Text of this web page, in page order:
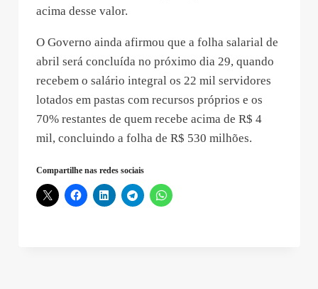
acima desse valor.
O Governo ainda afirmou que a folha salarial de
abril será concluída no próximo dia 29, quando
recebem o salário integral os 22 mil servidores
lotados em pastas com recursos próprios e os
70% restantes de quem recebe acima de R$ 4
mil, concluindo a folha de R$ 530 milhões.
Compartilhe nas redes sociais